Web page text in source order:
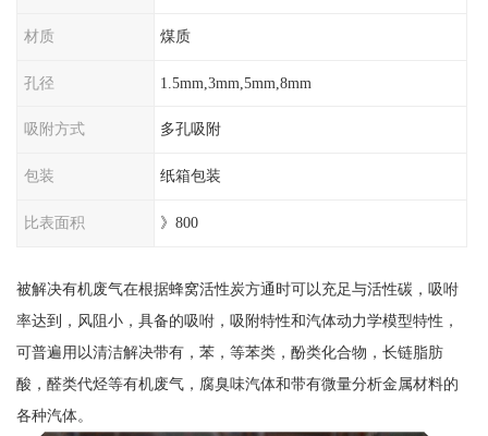
材质 煤质
孔径 1.5mm,3mm,5mm,8mm
吸附方式 多孔吸附
包装 纸箱包装
比表面积 》800
被解决有机废气在根据蜂窝活性炭方通时可以充足与活性碳，吸咐
率达到，风阻小，具备的吸咐，吸附特性和汽体动力学模型特性，
可普遍用以清洁解决带有，苯，等苯类，酚类化合物，长链脂肪
酸，醛类代烃等有机废气，腐臭味汽体和带有微量分析金属材料的
各种汽体。